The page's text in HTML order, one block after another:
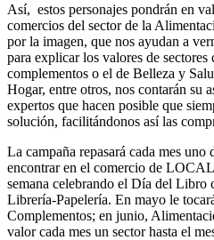
Así, estos personajes pondrán en
comercios del sector de la
por la imagen, que nos ayudan a
para explicar los valores de
complementos o el de Belleza y
Hogar, entre otros, nos contarán su
expertos que hacen posible que
solución, facilitándonos así las
La campaña repasará cada mes uno
encontrar en el comercio de
semana celebrando el Día del Libro
Librería-Papelería. En mayo le
Complementos; en junio,
valor cada mes un sector hasta el